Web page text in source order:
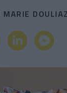
MARIE